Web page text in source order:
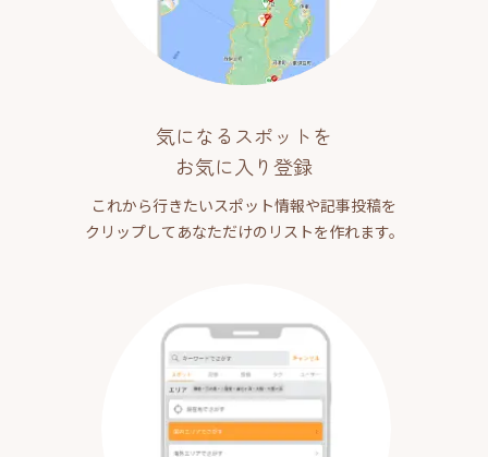
気になるスポットを
お気に入り登録
これから行きたいスポット情報や記事投稿を
クリップしてあなただけのリストを作れます。